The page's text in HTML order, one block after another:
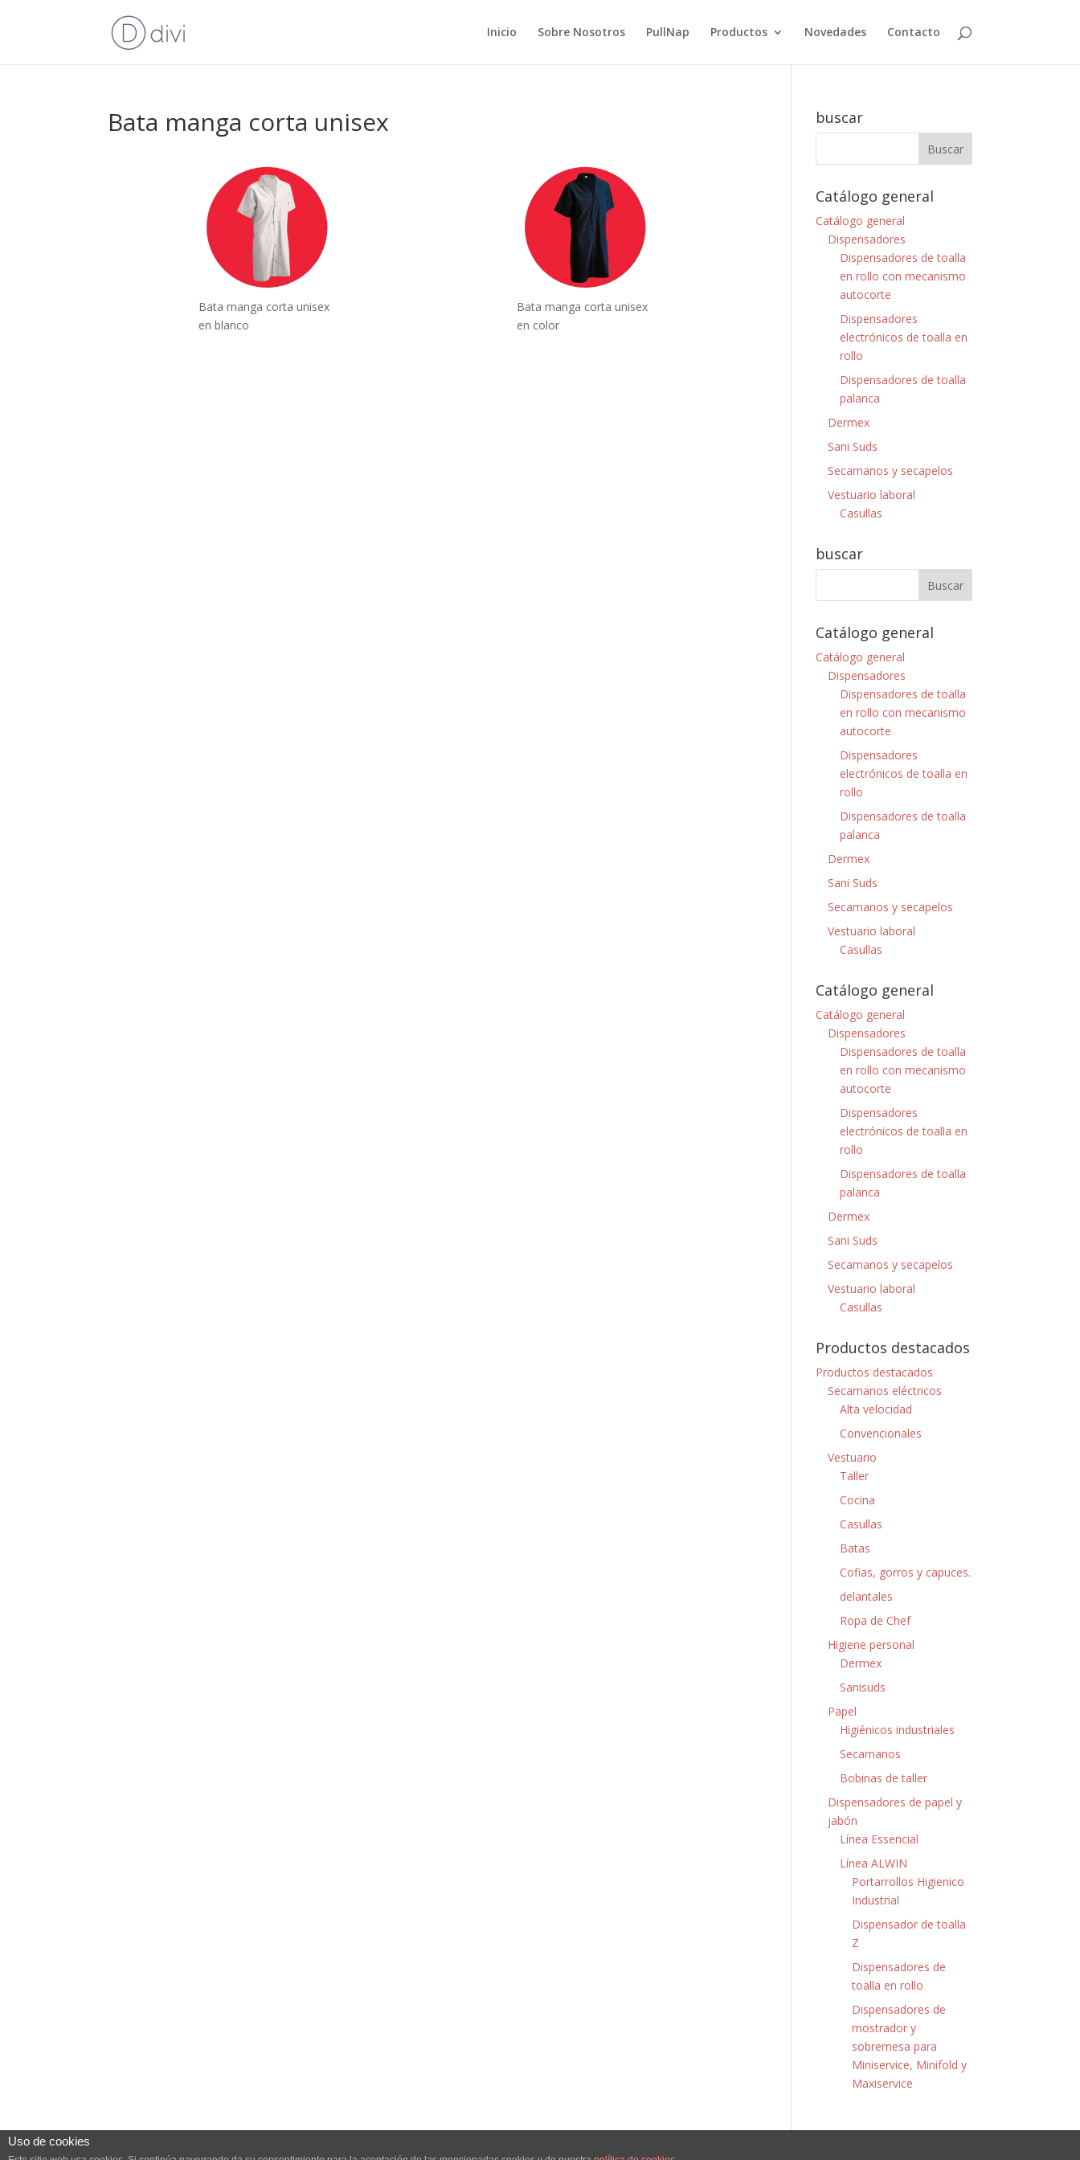
Inicio Sobre Nosotros PullNap Productos Novedades Contacto
Bata manga corta unisex
Bata manga corta unisex
en blanco
Bata manga corta unisex
en color
buscar
Catálogo general
Catálogo general
Dispensadores
Dispensadores de toalla
en rollo con mecanismo
autocorte
Dispensadores
electrónicos de toalla en
rollo
Dispensadores de toalla
palanca
Dermex
Sani Suds
Secamanos y secapelos
Vestuario laboral
Casullas
buscar
Catálogo general
Catálogo general
Dispensadores
Dispensadores de toalla
en rollo con mecanismo
autocorte
Dispensadores
electrónicos de toalla en
rollo
Dispensadores de toalla
palanca
Dermex
Sani Suds
Secamanos y secapelos
Vestuario laboral
Casullas
Catálogo general
Catálogo general
Dispensadores
Dispensadores de toalla
en rollo con mecanismo
autocorte
Dispensadores
electrónicos de toalla en
rollo
Dispensadores de toalla
palanca
Dermex
Sani Suds
Secamanos y secapelos
Vestuario laboral
Casullas
Productos destacados
Productos destacados
Secamanos eléctricos
Alta velocidad
Convencionales
Vestuario
Taller
Cocina
Casullas
Batas
Cofias, gorros y capuces.
delantales
Ropa de Chef
Higiene personal
Dermex
Sanisuds
Papel
Higiénicos industriales
Secamanos
Bobinas de taller
Dispensadores de papel y
jabón
Línea Essencial
Línea ALWIN
Portarrollos Higienico
Industrial
Dispensador de toalla
Z
Dispensadores de
toalla en rollo
Dispensadores de
mostrador y
sobremesa para
Miniservice, Minifold y
Maxiservice
Uso de cookies